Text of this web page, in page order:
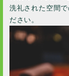
洗礼された空間
ださい。